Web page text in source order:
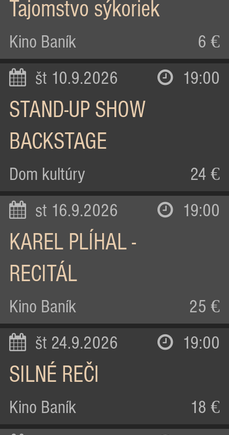
Tajomstvo sýkoriek
Kino Baník 6 €
št 10.9.2026 19:00
STAND-UP SHOW
BACKSTAGE
Dom kultúry 24 €
st 16.9.2026 19:00
KAREL PLÍHAL -
RECITÁL
Kino Baník 25 €
št 24.9.2026 19:00
SILNÉ REČI
Kino Baník 18 €